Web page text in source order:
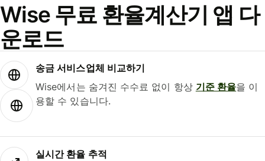
Wise 무료 환율계산기 앱 다
운로드
송금 서비스업체 비교하기
Wise에서는 숨겨진 수수료 없이 항상 기준 환율을 이
용할 수 있습니다.
실시간 환율 추적